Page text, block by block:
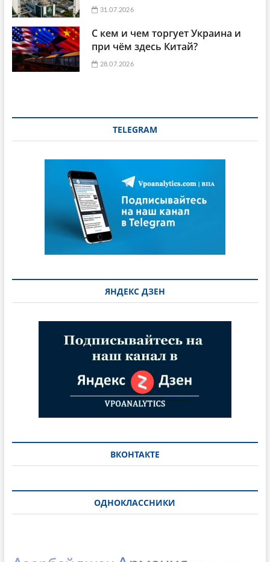
31.07.2026
С кем и чем торгует Украина и
при чём здесь Китай?
28.07.2026
TELEGRAM
ЯНДЕКС ДЗЕН
ВКОНТАКТЕ
ОДНОКЛАССНИКИ